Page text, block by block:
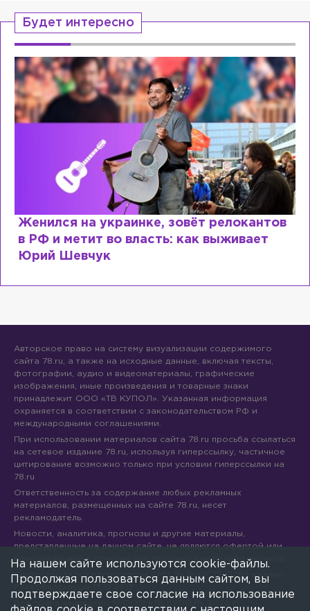
Будет интересно
Косил от армии, продавал посты и
воровал гумпомощь: что о Зеленском
рассказали «предатели»
Авторское право на систему визуализации содержимого
сайта 78.ru, а также на исходные данные, включая тексты,
фотографии, аудио и видеоматериалы, графические
изображения, иные произведения и товарные знаки
принадлежит ООО «ТВ КУПОЛ». Указанная информация
охраняется в соответствии с законодательством РФ и
международными соглашениями.
При использовании материалов сайта 78.ru просьба ссылаться
на сетевое издание 78.ru, используя гиперссылку, частичное
цитирование возможно только при условии гиперссылки на
78.ru
Ответственность за содержание любых рекламных
материалов, размещенных на сайте 78.ru, несет
рекламодатель.
Новости, аналитика, прогнозы и другие материалы,
представленные на данном сайте, не являются офертой или
рекомендацией к покупке или продаже каких-либо активов.
Свидетельство о регистрации СМИ Эл № ФС77-71293 выдано
Все права защищены © ООО «ТВ КУПОЛ»
На нашем сайте используются cookie-файлы.
Продолжая пользоваться данным сайтом, вы
подтверждаете свое согласие на использование